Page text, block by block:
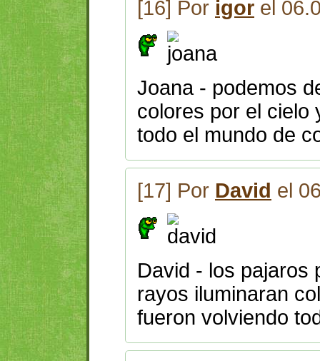
[16] Por igor el
Joana - podemos
colores por el cielo
todo el mundo de
[17] Por David el
David - los pajaros
rayos iluminaran
fueron volviendo